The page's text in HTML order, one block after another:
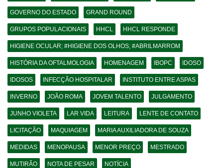
GOVERNO DO ESTADO GRAND ROUND
GRUPOS POPULACIONAIS HHCL HHCL RESPONDE
HIGIENE OCULAR; #HIGIENE DOS OLHOS; #ABRILMARROM
HISTÓRIA DA OFTALMOLOGIA HOMENAGEM IBOPC IDOSO
IDOSOS INFECÇÃO HOSPITALAR INSTITUTO ENTRE ASPAS
INVERNO JOÃO ROMA JOVEM TALENTO JULGAMENTO
JUNHO VIOLETA LAR VIDA LEITURA LENTE DE CONTATO
LICITAÇÃO MAQUIAGEM MARIA AUXILIADORA DE SOUZA
MEDIDAS MENOPAUSA MENOR PREÇO MESTRADO
MUTIRÃO NOTA DE PESAR NOTÍCIA